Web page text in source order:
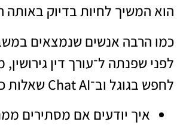
הוא המשיך לחיות בדיוק באותה
כמו הרבה אנשים שנמצאים
לפני שפנתה ל־עורך דין
לחפש בגוגל וב־Chat AI שאלות כמו:
איך יודעים אם מסתירים